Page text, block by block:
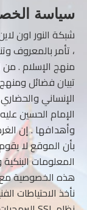
سياسة
شبكة النور اون
، تأمر بالمعروف
منهج الإسلام . من
تبيان فضائل
الإنساني
الإمام الحسين
وأهدافها . إن
بأن الموقع لا
المعلومات
هذه الخصوصية مع
نأخذ الاحتياطات